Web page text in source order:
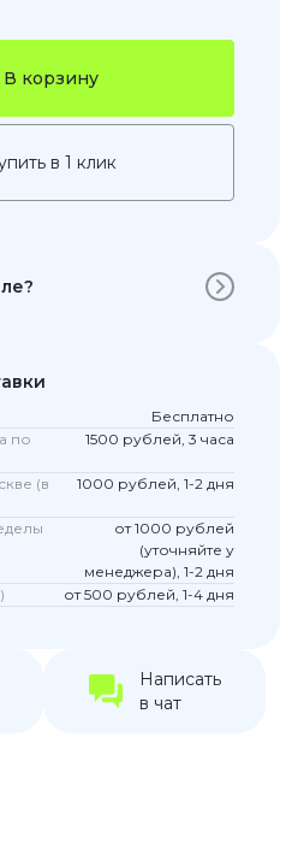
В корзину
в 1 клик
Бесплатно
по
1500 рублей, 3 часа
(в
1000 рублей, 1-2 дня
от 1000 рублей
(уточняйте у
менеджера), 1-2 дня
от 500 рублей, 1-4 дня
Написать
в чат